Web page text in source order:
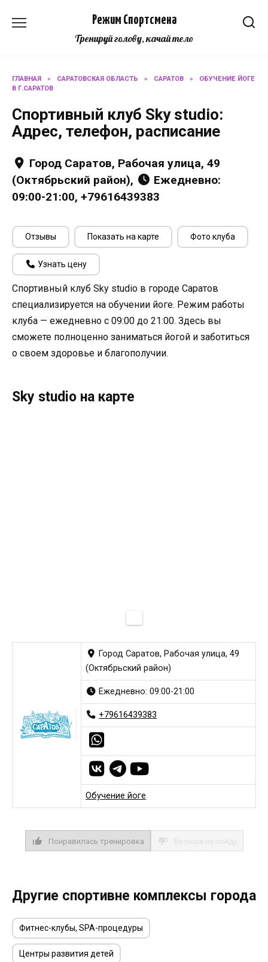
Режим Спортсмена
Тренируй голову, качай тело
ГЛАВНАЯ » САРАТОВСКАЯ ОБЛАСТЬ » САРАТОВ »
ОБУЧЕНИЕ ЙОГЕ
В Г.САРАТОВ
Спортивный клуб Sky studio:
Адрес, телефон, расписание
Город Саратов, Рабочая улица, 49
(Октябрьский район),
Ежедневно:
09:00-21:00, +79616439383
Отзывы Показать на карте Фото клуба
Узнать цену
Спортивный клуб Sky studio в городе Саратов
специализируется на обучении йоге. Режим работы
клуба — ежедневно с 09:00 до 21:00. Здесь вы
сможете полноценно заниматься йогой и заботиться
о своем здоровье и благополучии.
Sky studio на карте
Город Саратов, Рабочая улица, 49
(Октябрьский район)
Ежедневно: 09:00-21:00
+79616439383
Обучение йоге
Понравилась тренировка
Другие спортивне комплексы города
Фитнес-клубы, SPA-процедуры
Центры развития детей